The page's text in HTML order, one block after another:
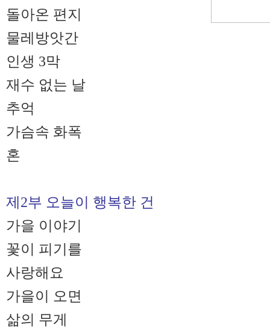
돌아온 편지
물레방앗간
인생 3막
재수 없는 날
추억
가슴속 화폭
혼
제2부 오늘이 행복한 건
가을 이야기
꽃이 피기를
사랑해요
가을이 오면
삶의 무게